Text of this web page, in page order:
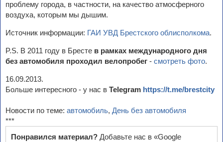
проблему города, в частности, на качество атмосферного
воздуха, которым мы дышим.
Источник информации: ГАИ УВД Брестского облисполкома.
P.S. В 2011 году в Бресте в рамках международного дня
без автомобиля проходил велопробег - смотреть фото.
16.09.2013.
Больше интересного - у нас в Telegram https://t.me/brestcity
Новости по теме: автомобиль, День без автомобиля
***
Понравился материал? Добавьте нас в «Google